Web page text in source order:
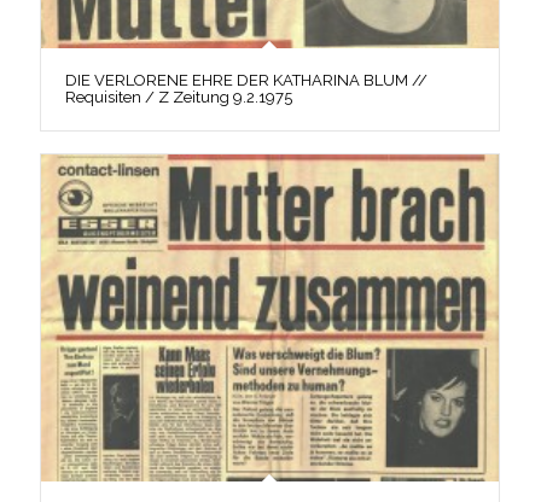
DIE VERLORENE EHRE DER KATHARINA BLUM //
Requisiten / Z Zeitung 9.2.1975